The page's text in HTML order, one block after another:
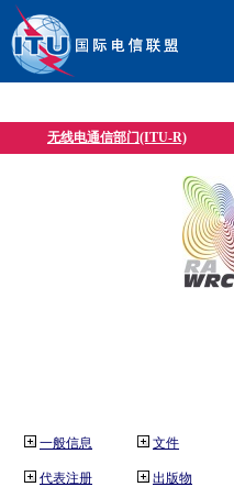
无线电通信部门(ITU-R)
一般信息
代表注册
文件
出版物